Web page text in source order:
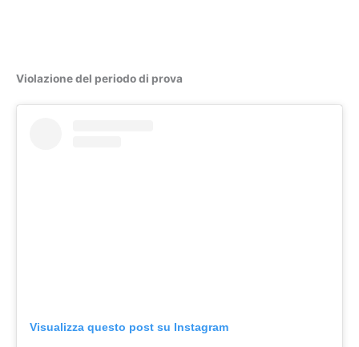
Violazione del periodo di prova
Visualizza questo post su Instagram